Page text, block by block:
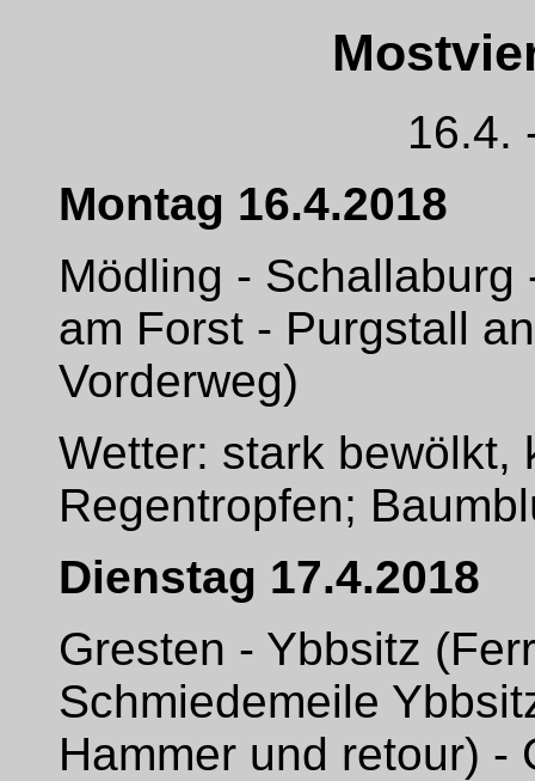
16.4.
Montag 16.4.2018
Mödling -
am Forst - Purgstall
Vorderweg)
Wetter: stark bewölkt,
Regentropfen;
Dienstag 17.4.2018
Gresten - Ybbsitz
Schmiedemeile
Hammer und retour) -